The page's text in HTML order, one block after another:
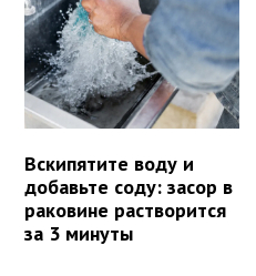
Вскипятите воду и
добавьте соду: засор в
раковине растворится
за 3 минуты